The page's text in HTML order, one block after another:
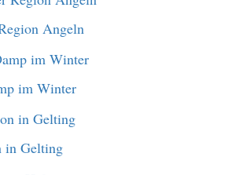
Angeln
im Winter
in Gelting